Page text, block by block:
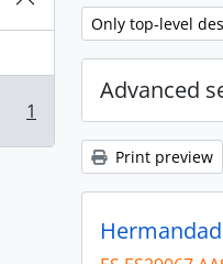
1
Remove filter:
Only top-level
Advanced
Print preview